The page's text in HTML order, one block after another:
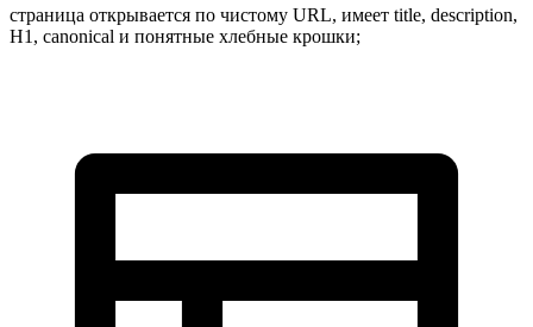
страница открывается по чистому URL, имеет title, description,
H1, canonical и понятные хлебные крошки;